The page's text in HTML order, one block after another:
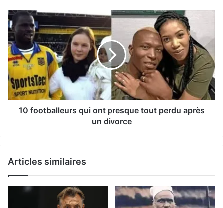
10 footballeurs qui ont presque tout perdu après
un divorce
Articles similaires